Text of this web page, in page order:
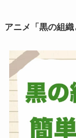
アニメ「黒の組